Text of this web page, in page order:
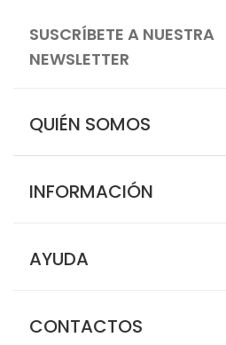
SUSCRÍBETE A NUESTRA
NEWSLETTER
QUIÉN SOMOS
INFORMACIÓN
AYUDA
CONTACTOS